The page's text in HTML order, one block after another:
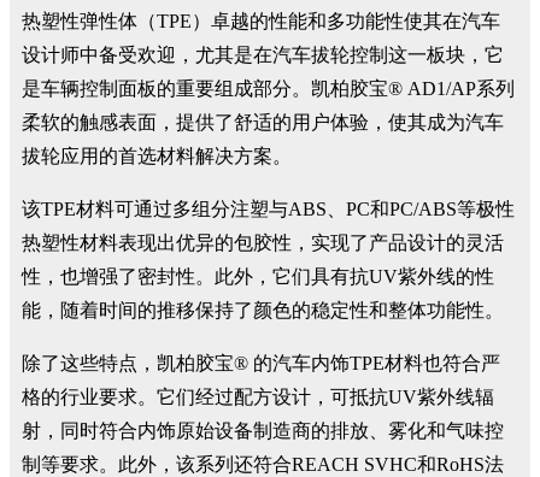
热塑性弹性体（TPE）卓越的性能和多功能性使其在汽车
设计师中备受欢迎，尤其是在汽车拔轮控制这一板块，它
是车辆控制面板的重要组成部分。凯柏胶宝® AD1/AP系列
柔软的触感表面，提供了舒适的用户体验，使其成为汽车
拔轮应用的首选材料解决方案。
该TPE材料可通过多组分注塑与ABS、PC和PC/ABS等极性
热塑性材料表现出优异的包胶性，实现了产品设计的灵活
性，也增强了密封性。此外，它们具有抗UV紫外线的性
能，随着时间的推移保持了颜色的稳定性和整体功能性。
除了这些特点，凯柏胶宝® 的汽车内饰TPE材料也符合严
格的行业要求。它们经过配方设计，可抵抗UV紫外线辐
射，同时符合内饰原始设备制造商的排放、雾化和气味控
制等要求。此外，该系列还符合REACH SVHC和RoHS法